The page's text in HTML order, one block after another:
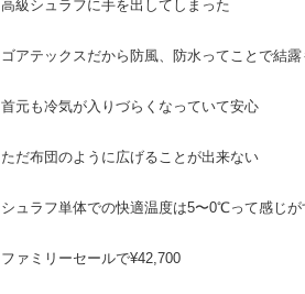
高級シュラフに手を出してしまった
ゴアテックスだから防風、防水ってことで結
首元も冷気が入りづらくなっていて安心
ただ布団のように広げることが出来ない
シュラフ単体での快適温度は5〜0℃って感じが
ファミリーセールで¥42,700